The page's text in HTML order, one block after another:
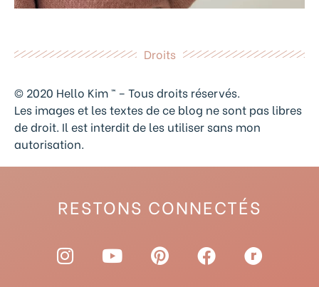
Droits
© 2020 Hello Kim ™ – Tous droits réservés.
Les images et les textes de ce blog ne sont pas libres
de droit. Il est interdit de les utiliser sans mon
autorisation.
RESTONS CONNECTÉS
I
n
Y
o
P
i
F
a
R
a